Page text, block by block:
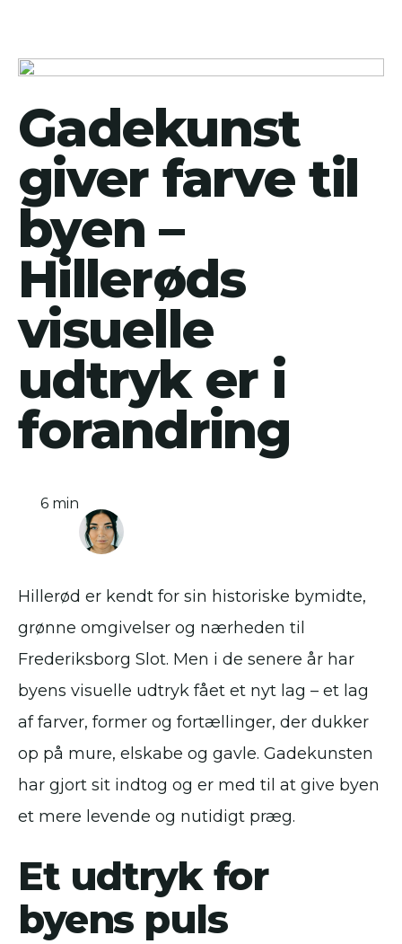
Gadekunst
giver farve til
byen –
Hillerøds
visuelle
udtryk er i
forandring
6 min
Hillerød er kendt for sin historiske bymidte,
grønne omgivelser og nærheden til
Frederiksborg Slot. Men i de senere år har
byens visuelle udtryk fået et nyt lag – et lag
af farver, former og fortællinger, der dukker
op på mure, elskabe og gavle. Gadekunsten
har gjort sit indtog og er med til at give byen
et mere levende og nutidigt præg.
Et udtryk for
byens puls